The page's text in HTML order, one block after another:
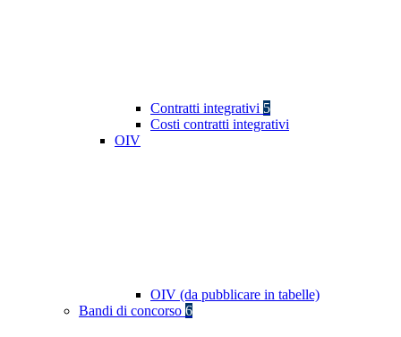
Contratti integrativi 5
Costi contratti integrativi
OIV
OIV (da pubblicare in tabelle)
Bandi di concorso 6